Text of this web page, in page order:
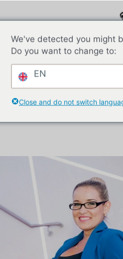
О НАС
We've detected you might
Do you want to change to:
EN
Close and do not switch